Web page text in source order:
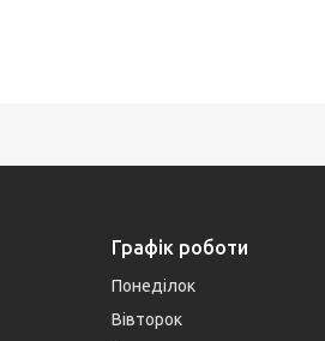
Графік роботи
Понеділок
Вівторок